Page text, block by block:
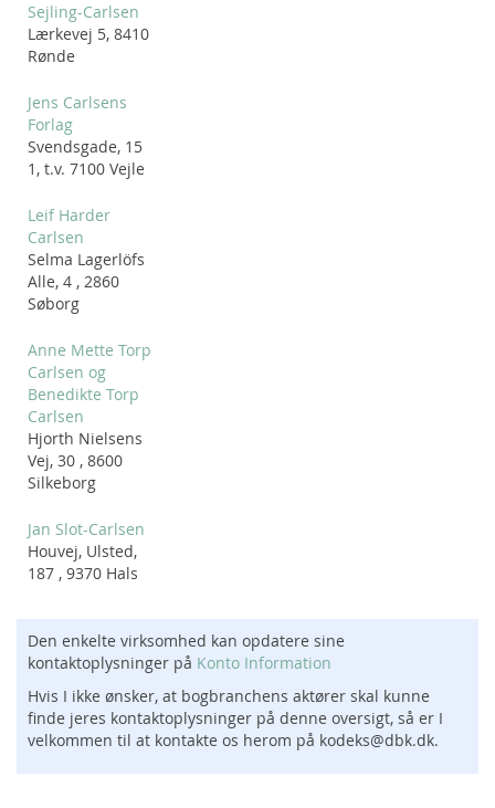
Sejling-Carlsen
Lærkevej 5, 8410
Rønde
Jens Carlsens
Forlag
Svendsgade, 15
1, t.v. 7100 Vejle
Leif Harder
Carlsen
Selma Lagerlöfs
Alle, 4 , 2860
Søborg
Anne Mette Torp
Carlsen og
Benedikte Torp
Carlsen
Hjorth Nielsens
Vej, 30 , 8600
Silkeborg
Jan Slot-Carlsen
Houvej, Ulsted,
187 , 9370 Hals
Den enkelte virksomhed kan opdatere sine
kontaktoplysninger på Konto Information
Hvis I ikke ønsker, at bogbranchens aktører skal kunne
finde jeres kontaktoplysninger på denne oversigt, så er I
velkommen til at kontakte os herom på kodeks@dbk.dk.